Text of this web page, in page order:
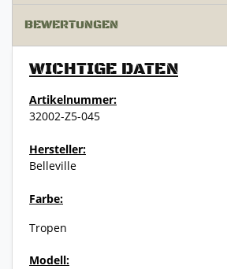
BEWERTUNGEN
WICHTIGE DATEN
Artikelnummer:
32002-Z5-045
Hersteller:
Belleville
Farbe:
Tropen
Modell: